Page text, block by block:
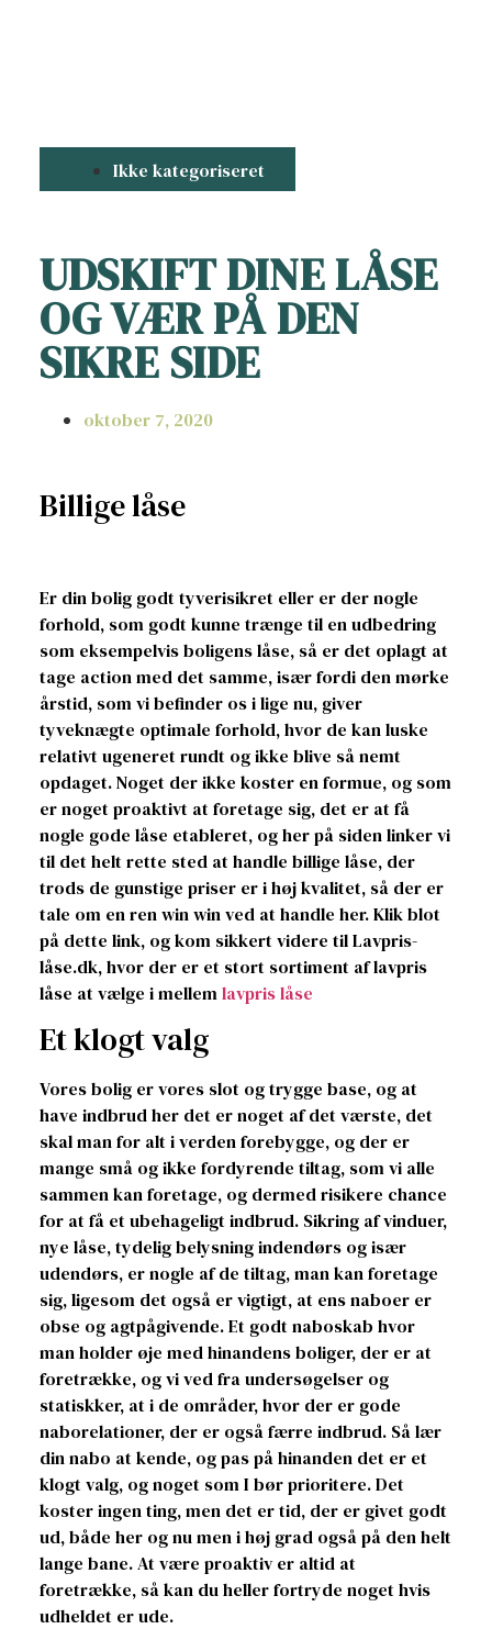
Ikke kategoriseret
UDSKIFT DINE LÅSE
OG VÆR PÅ DEN
SIKRE SIDE
oktober 7, 2020
Billige låse
Er din bolig godt tyverisikret eller er der nogle
forhold, som godt kunne trænge til en udbedring
som eksempelvis boligens låse, så er det oplagt at
tage action med det samme, især fordi den mørke
årstid, som vi befinder os i lige nu, giver
tyveknægte optimale forhold, hvor de kan luske
relativt ugeneret rundt og ikke blive så nemt
opdaget. Noget der ikke koster en formue, og som
er noget proaktivt at foretage sig, det er at få
nogle gode låse etableret, og her på siden linker vi
til det helt rette sted at handle billige låse, der
trods de gunstige priser er i høj kvalitet, så der er
tale om en ren win win ved at handle her. Klik blot
på dette link, og kom sikkert videre til Lavpris-
låse.dk, hvor der er et stort sortiment af lavpris
låse at vælge i mellemlavpris låse
Et klogt valg
Vores bolig er vores slot og trygge base, og at
have indbrud her det er noget af det værste, det
skal man for alt i verden forebygge, og der er
mange små og ikke fordyrende tiltag, som vi alle
sammen kan foretage, og dermed risikere chance
for at få et ubehageligt indbrud. Sikring af vinduer,
nye låse, tydelig belysning indendørs og især
udendørs, er nogle af de tiltag, man kan foretage
sig, ligesom det også er vigtigt, at ens naboer er
obse og agtpågivende. Et godt naboskab hvor
man holder øje med hinandens boliger, der er at
foretrække, og vi ved fra undersøgelser og
statiskker, at i de områder, hvor der er gode
naborelationer, der er også færre indbrud. Så lær
din nabo at kende, og pas på hinanden det er et
klogt valg, og noget som I bør prioritere. Det
koster ingen ting, men det er tid, der er givet godt
ud, både her og nu men i høj grad også på den helt
lange bane. At være proaktiv er altid at
foretrække, så kan du heller fortryde noget hvis
udheldet er ude.